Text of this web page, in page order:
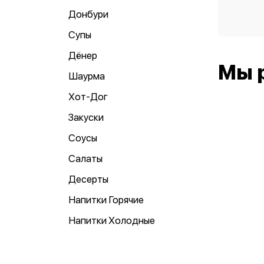
Донбури
Супы
Дёнер
Шаурма
Хот-Дог
Закуски
Соусы
Салаты
Десерты
Напитки Горячие
Напитки Холодные
Мы